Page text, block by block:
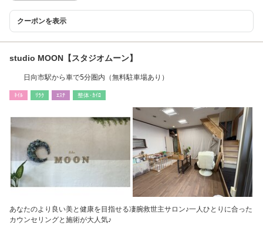
クーポンを表示
studio MOON【スタジオムーン】
日向市駅から車で5分圏内（無料駐車場あり）
ﾈｲﾙ ﾘﾗｸ ｴｽﾃ 整体･ｶｲﾛ
あなたのより良い美と健康を目指せる凄腕救世主サロン♪一人ひとりに合った
カウンセリングと施術が大人気♪